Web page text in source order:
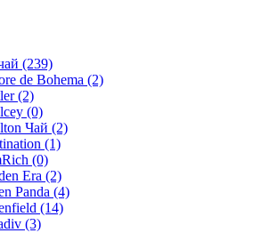
(239)
de Bohema (2)
(2)
(0)
Чай (2)
(1)
(0)
Era (2)
Panda (4)
(14)
(3)